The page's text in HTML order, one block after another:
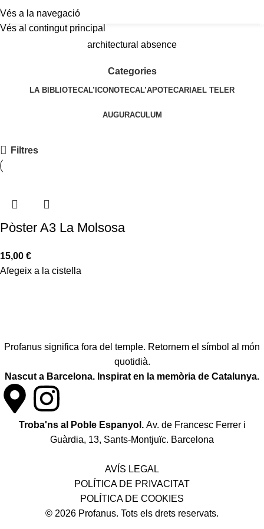
Vés a la navegació
Vés al contingut principal
architectural absence
Categories
LA BIBLIOTECAL’ICONOTECAL’APOTECARIAEL TELER
AUGURACULUM
Filtres
Pòster A3 La Molsosa
15,00 €
Afegeix a la cistella
Profanus significa fora del temple. Retornem el símbol al món
quotidià.
Nascut a Barcelona. Inspirat en la memòria de Catalunya.
Troba'ns al Poble Espanyol. Av. de Francesc Ferrer i
Guàrdia, 13, Sants-Montjuïc. Barcelona
AVÍS LEGAL
POLÍTICA DE PRIVACITAT
POLÍTICA DE COOKIES
© 2026 Profanus. Tots els drets reservats.